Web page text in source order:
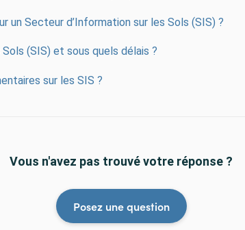
un Secteur d’Information sur les Sols (SIS) ?
(SIS) et sous quels délais ?
sur les SIS ?
Vous n'avez pas trouvé votre réponse ?
Posez une question